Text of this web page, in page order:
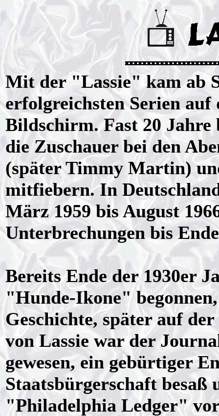
Mit der "Lassie" kam ab
erfolgreichsten Serien auf
Bildschirm. Fast 20 Jahre
die Zuschauer bei den
(später Timmy Martin)
mitfiebern. In
März 1959 bis August
Unterbrechungen bis
Bereits Ende der 1930er
"Hunde-Ikone"
Geschichte, später auf
von Lassie war der
gewesen, ein gebürtiger
Staatsbürgerschaft
"Philadelphia Ledger"